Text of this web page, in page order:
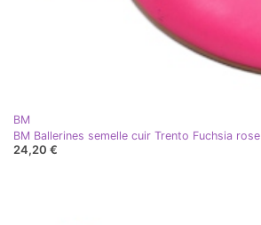
BM
BM Ballerines semelle cuir Trento Fuchsia rose
24,20 €